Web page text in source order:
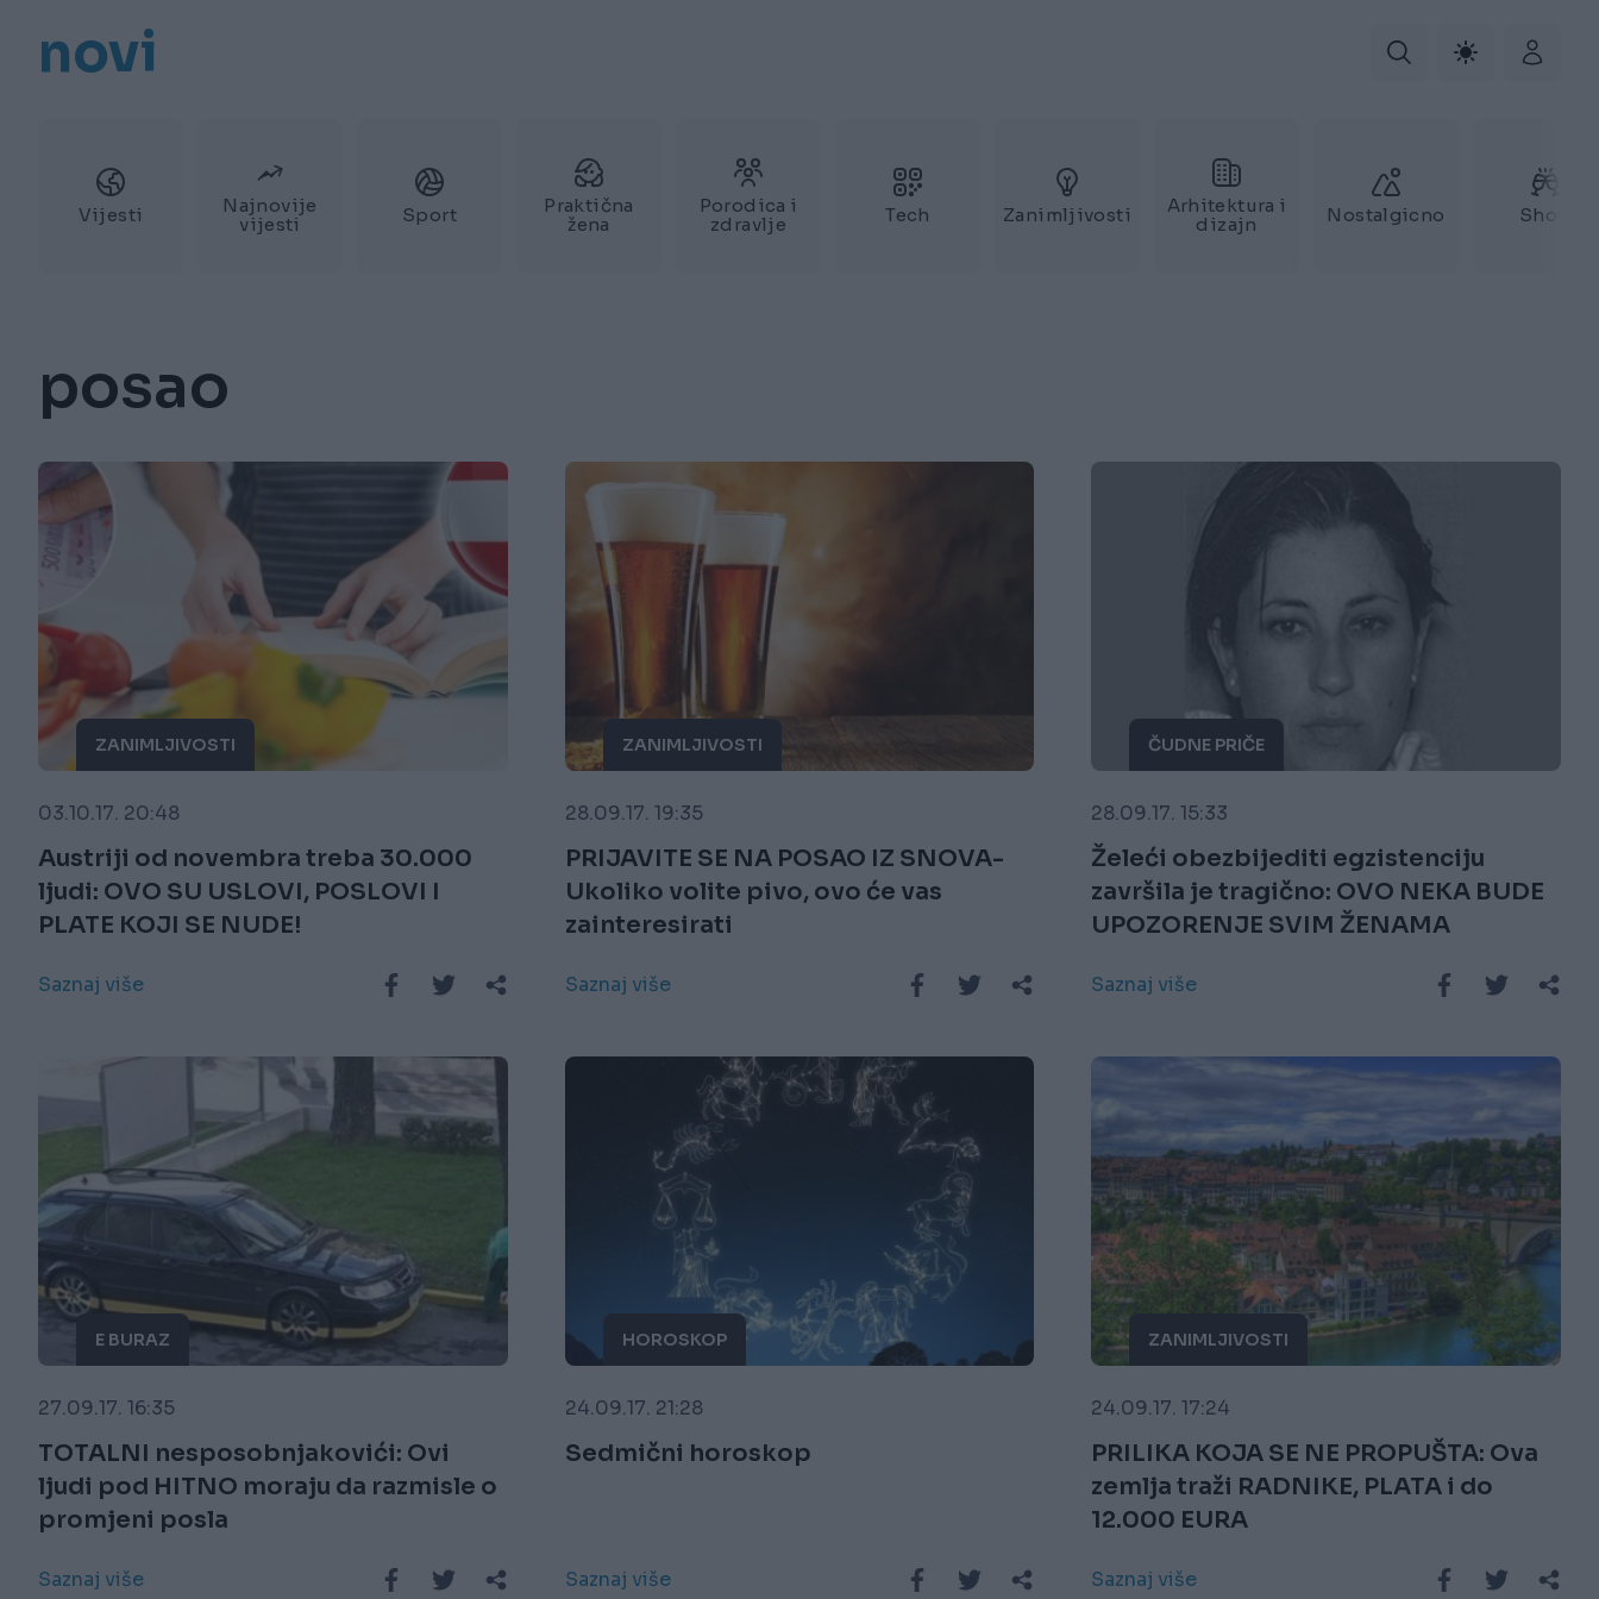
novi
Vijesti
Najnovije
vijesti
Sport
Praktična
žena
Porodica i
zdravlje
Tech Zanimljivosti
Arhitektura i
dizajn
Nostalgicno Show
posao
ZANIMLJIVOSTI
03.10.17. 20:48
Austriji od novembra treba 30.000
ljudi: OVO SU USLOVI, POSLOVI I
PLATE KOJI SE NUDE!
Saznaj više
ZANIMLJIVOSTI
28.09.17. 19:35
PRIJAVITE SE NA POSAO IZ SNOVA-
Ukoliko volite pivo, ovo će vas
zainteresirati
Saznaj više
ČUDNE PRIČE
28.09.17. 15:33
Želeći obezbijediti egzistenciju
završila je tragično: OVO NEKA BUDE
UPOZORENJE SVIM ŽENAMA
Saznaj više
E BURAZ
27.09.17. 16:35
TOTALNI nesposobnjakovići: Ovi
ljudi pod HITNO moraju da razmisle o
promjeni posla
Saznaj više
HOROSKOP
24.09.17. 21:28
Sedmični horoskop
Saznaj više
ZANIMLJIVOSTI
24.09.17. 17:24
PRILIKA KOJA SE NE PROPUŠTA: Ova
zemlja traži RADNIKE, PLATA i do
12.000 EURA
Saznaj više